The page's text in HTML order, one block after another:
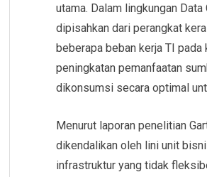
utama. Dalam lingkungan
dipisahkan dari perangkat
beberapa beban kerja TI
peningkatan pemanfaatan
dikonsumsi secara optimal
Menurut laporan penelitian
dikendalikan oleh lini unit
infrastruktur yang tidak